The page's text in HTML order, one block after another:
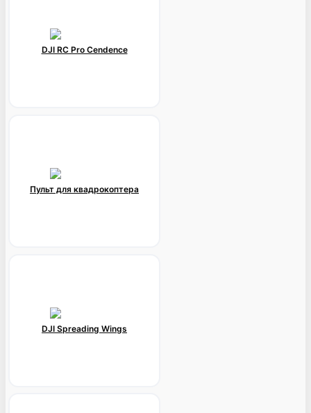
DJI RC Pro Cendence
Пульт для квадрокоптера
DJI Spreading Wings